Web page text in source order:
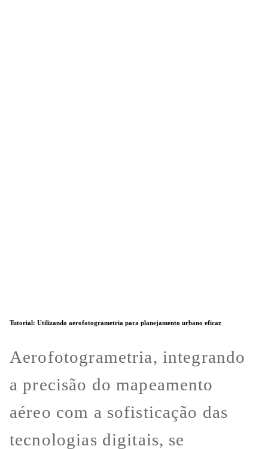
Tutorial: Utilizando aerofotogrametria para planejamento urbano eficaz
Aerofotogrametria, integrando
a precisão do mapeamento
aéreo com a sofisticação das
tecnologias digitais, se